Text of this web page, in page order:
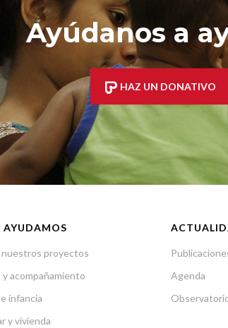
Ayúdanos a
HAZ UN DONATIVO
AYUDAMOS
nuestros proyectos
acompañamiento
infancia
y vivienda
Agenda